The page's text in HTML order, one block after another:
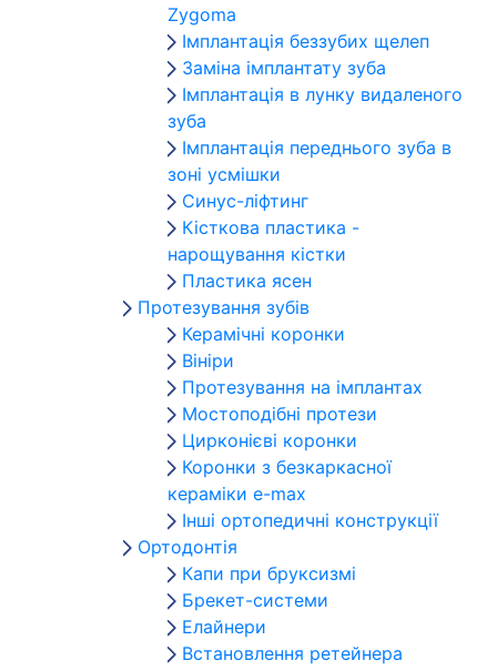
Zygoma
Імплантація беззубих щелеп
Заміна імплантату зуба
Імплантація в лунку видаленого
зуба
Імплантація переднього зуба в
зоні усмішки
Синус-ліфтинг
Кісткова пластика -
нарощування кістки
Пластика ясен
Протезування зубів
Керамічні коронки
Вініри
Протезування на імплантах
Мостоподібні протези
Цирконієві коронки
Коронки з безкаркасної
кераміки e-max
Інші ортопедичні конструкції
Ортодонтія
Капи при бруксизмі
Брекет-системи
Елайнери
Встановлення ретейнера